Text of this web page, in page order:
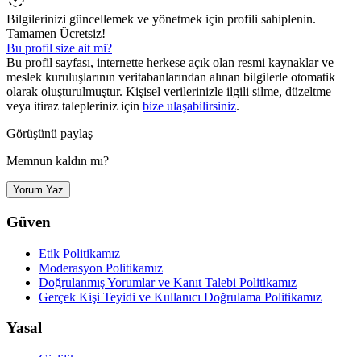
Bilgilerinizi güncellemek ve yönetmek için profili sahiplenin.
Tamamen Ücretsiz!
Bu profil size ait mi?
Bu profil sayfası, internette herkese açık olan resmi kaynaklar ve
meslek kuruluşlarının veritabanlarından alınan bilgilerle otomatik
olarak oluşturulmuştur. Kişisel verilerinizle ilgili silme, düzeltme
veya itiraz talepleriniz için bize ulaşabilirsiniz.
Görüşünü paylaş
Memnun kaldın mı?
Yorum Yaz
Güven
Etik Politikamız
Moderasyon Politikamız
Doğrulanmış Yorumlar ve Kanıt Talebi Politikamız
Gerçek Kişi Teyidi ve Kullanıcı Doğrulama Politikamız
Yasal